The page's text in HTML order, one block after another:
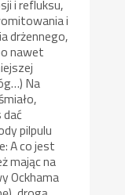
i refluksu,
i
drżennego,
nawet
Na
pilpulu
A co jest
mając na
Ockhama